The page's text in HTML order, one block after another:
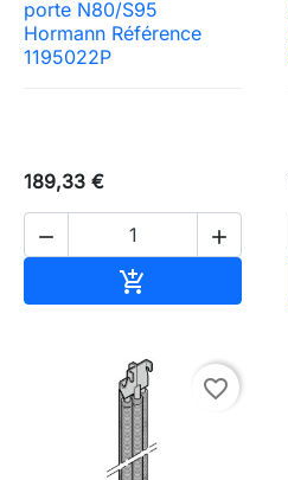
porte N80/S95
Hormann Référence
1195022P
189,33 €
 

favorite_border